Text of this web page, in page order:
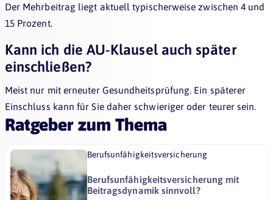
Der Mehrbeitrag liegt aktuell typischerweise zwischen 4 und
15 Prozent.
Kann ich die AU-Klausel auch später
einschließen?
Meist nur mit erneuter Gesundheitsprüfung. Ein späterer
Einschluss kann für Sie daher schwieriger oder teurer sein.
Ratgeber zum Thema
Berufsunfähigkeitsversicherung
Berufsunfähigkeitsversicherung mit
Beitragsdynamik sinnvoll?